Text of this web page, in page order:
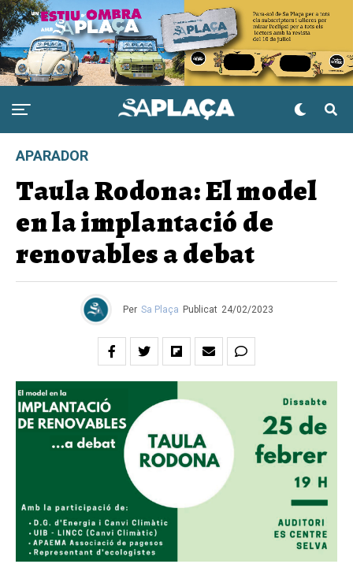
APARADOR
Taula Rodona: El model
en la implantació de
renovables a debat
Per Sa Plaça Publicat 24/02/2023